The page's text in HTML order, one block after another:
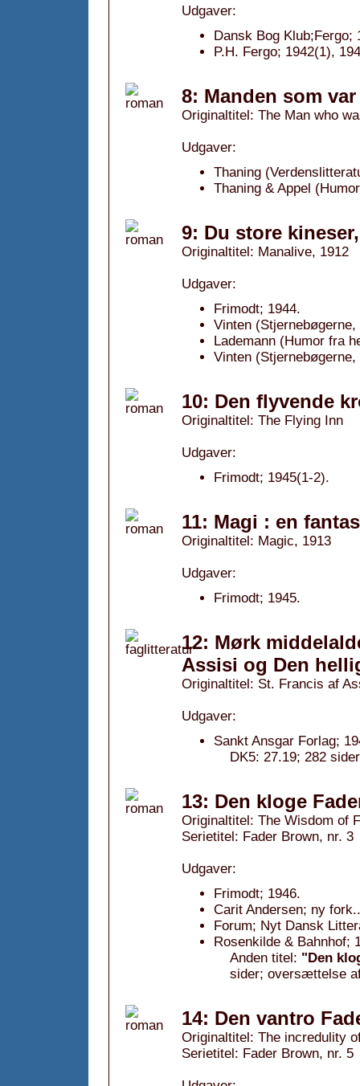
Udgaver:
Dansk Bog Klub;Fergo;
P.H. Fergo; 1942(1),
8: Manden som
Originaltitel: The Man who
Udgaver:
Thaning
Thaning & Appel
9: Du store
Originaltitel: Manalive, 1912
Udgaver:
Frimodt; 1944.
Vinten
Lademann (Humor fra
Vinten (Stjernebøgerne,
10: Den flyvende
Originaltitel: The Flying Inn
Udgaver:
Frimodt; 1945(1-2).
11: Magi : en
Originaltitel: Magic, 1913
Udgaver:
Frimodt; 1945.
12: Mørk
Assisi og Den
Originaltitel: St. Francis af
Udgaver:
Sankt Ansgar Forlag;
DK5: 27.19; 282
13: Den kloge
Originaltitel: The Wisdom of
Serietitel: Fader Brown, nr. 3
Udgaver:
Frimodt; 1946.
Carit Andersen; ny
Forum; Nyt Dansk
Rosenkilde & Bahnhof;
Anden titel: "Den
sider; oversættelse
14: Den vantro
Originaltitel: The incredulity
Serietitel: Fader Brown, nr. 5